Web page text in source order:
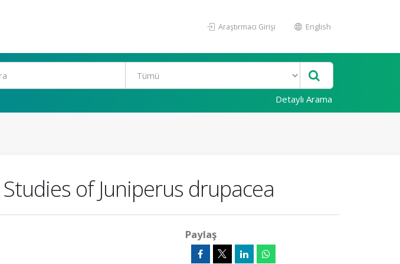
Araştırmacı Girişi English
Detaylı Arama
of Juniperus drupacea
Paylaş